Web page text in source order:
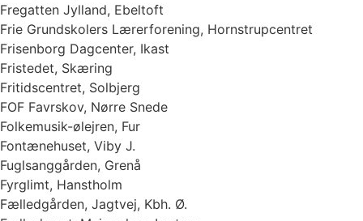
Fregatten Jylland, Ebeltoft
Frie Grundskolers Lærerforening, Hornstrupcentret
Frisenborg Dagcenter, Ikast
Fristedet, Skæring
Fritidscentret, Solbjerg
FOF Favrskov, Nørre Snede
Folkemusik-ølejren, Fur
Fontænehuset, Viby J.
Fuglsanggården, Grenå
Fyrglimt, Hanstholm
Fælledgården, Jagtvej, Kbh. Ø.